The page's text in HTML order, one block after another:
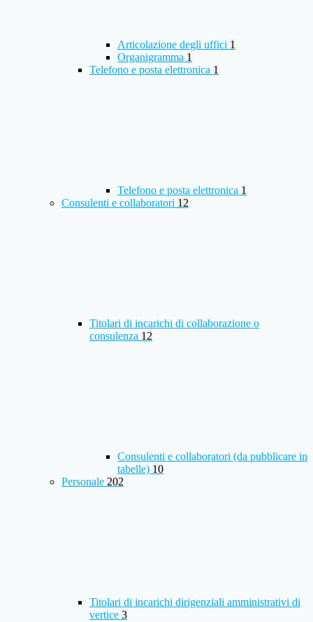
Articolazione degli uffici 1
Organigramma 1
Telefono e posta elettronica 1
Telefono e posta elettronica 1
Consulenti e collaboratori 12
Titolari di incarichi di collaborazione o
consulenza 12
Consulenti e collaboratori (da pubblicare in
tabelle) 10
Personale 202
Titolari di incarichi dirigenziali amministrativi di
vertice 3